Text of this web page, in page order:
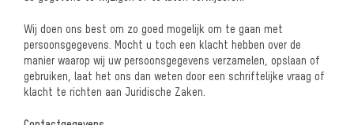
Wij doen ons best om zo goed mogelijk om te gaan met
persoonsgegevens. Mocht u toch een klacht hebben over de
manier waarop wij uw persoonsgegevens verzamelen, opslaan of
gebruiken, laat het ons dan weten door een schriftelijke vraag of
klacht te richten aan Juridische Zaken.